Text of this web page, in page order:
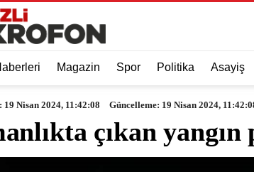
Magazin Spor Politika Asayiş
19 Nisan 2024, 11:42:08 Güncelleme: 19 Nisan 2024,
çıkan